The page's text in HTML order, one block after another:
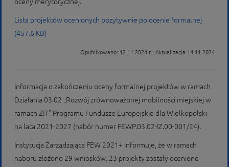
Lista projektów ocenionych pozytywnie po ocenie formalnej
(457.6 KB)
Opublikowano: 12.11.2024 r.; Aktualizacja 14.11.2024
Informacja o zakończeniu oceny formalnej projektów w ramach
Działania 03.02 „Rozwój zrównoważonej mobilności miejskiej w
ramach ZIT” Programu Fundusze Europejskie dla Wielkopolski
na lata 2021-2027 (nabór numer FEWP.03.02-IZ.00-001/24).
Instytucja Zarządzająca FEW 2021+ informuje, że w ramach
naboru złożono 29 wniosków. 23 projekty zostały ocenione